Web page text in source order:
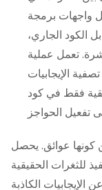
واجهات برمجة
الكود الجاري،
تعمل عملية
الإيجابيات
فقط في كود
كونها عوائق. يحصل
للثغرات الحقيقية
الإيجابيات الكاذبة